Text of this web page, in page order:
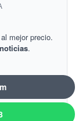
mejor precio.
.